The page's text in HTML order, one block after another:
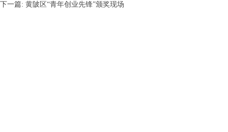
下一篇: 黄陂区“青年创业先锋”颁奖现场